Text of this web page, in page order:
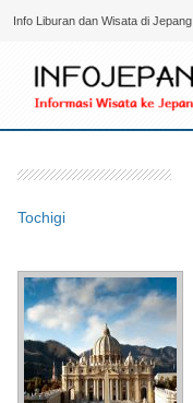
Info Liburan dan Wisata di Jepang
Tochigi